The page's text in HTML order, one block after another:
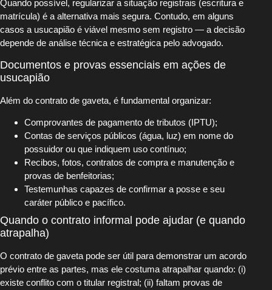
Quando possível, regularizar a situação registrais (escritura e
matrícula) é a alternativa mais segura. Contudo, em alguns
casos a usucapião é viável mesmo sem registro — a decisão
depende de análise técnica e estratégica pelo advogado.
Documentos e provas essenciais em ações de
usucapião
Além do contrato de gaveta, é fundamental organizar:
Comprovantes de pagamento de tributos (IPTU);
Contas de serviços públicos (água, luz) em nome do
possuidor ou que indiquem uso contínuo;
Recibos, fotos, contratos de compra e manutenção e
provas de benfeitorias;
Testemunhas capazes de confirmar a posse e seu
caráter público e pacífico.
Quando o contrato informal pode ajudar (e quando
atrapalha)
O contrato de gaveta pode ser útil para demonstrar um acordo
prévio entre as partes, mas ele costuma atrapalhar quando: (i)
existe conflito com o titular registral; (ii) faltam provas de